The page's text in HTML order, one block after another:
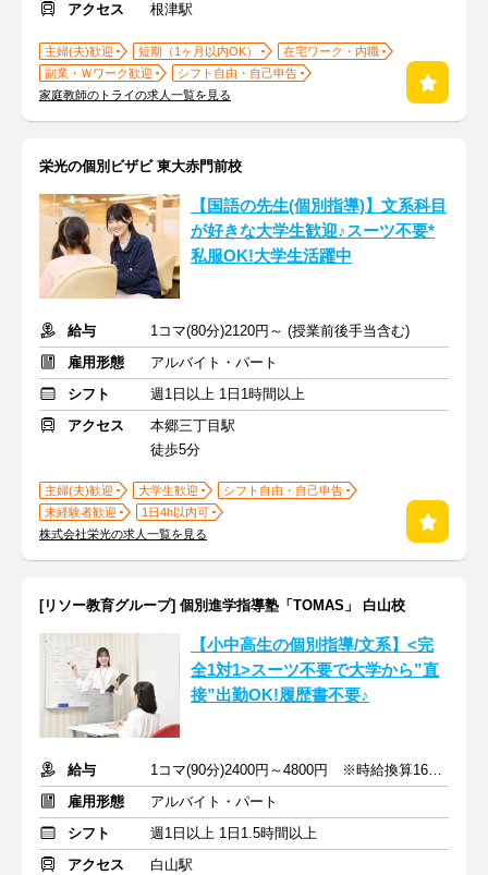
アクセス
根津駅
主婦(夫)歓迎 短期（1ヶ月以内OK）
在宅ワーク・内職
副業・Ｗワーク歓迎
シフト自由・自己申告
家庭教師のトライの求人一覧を見る
栄光の個別ビザビ 東大赤門前校
【国語の先生(個別指導)】文系科目
が好きな大学生歓迎♪スーツ不要*
私服OK!大学生活躍中
給与
1コマ(80分)2120円～ (授業前後手当含む)
雇用形態
アルバイト・パート
シフト
週1日以上 1日1時間以上
アクセス
本郷三丁目駅
徒歩5分
主婦(夫)歓迎 大学生歓迎
シフト自由・自己申告
未経験者歓迎
1日4h以内可
株式会社栄光の求人一覧を見る
[リソー教育グループ] 個別進学指導塾「TOMAS」 白山校
【小中高生の個別指導/文系】<完
全1対1>スーツ不要で大学から”直
接”出勤OK!履歴書不要♪
給与
1コマ(90分)2400円～4800円 ※時給換算1600円～3200円
雇用形態
アルバイト・パート
シフト
週1日以上 1日1.5時間以上
アクセス
白山駅